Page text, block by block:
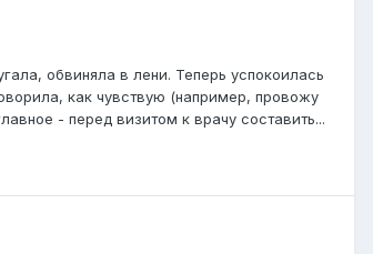
обвиняла в лени. Теперь успокоилась
как чувствую (например, провожу
- перед визитом к врачу составить...